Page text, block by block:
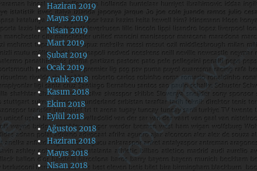
Haziran 2019
Mayıs 2019
Nisan 2019
Mart 2019
Şubat 2019
Ocak 2019
Aralık 2018
Kasım 2018
Ekim 2018
Eylül 2018
Ağustos 2018
Haziran 2018
Mayıs 2018
Nisan 2018